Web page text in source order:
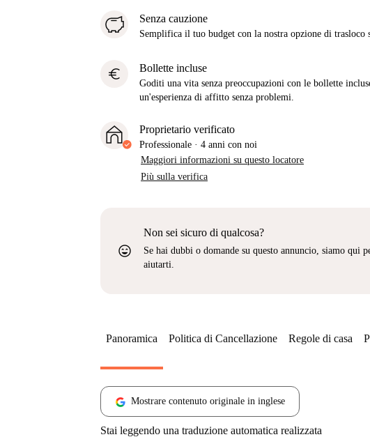
Senza cauzione
Semplifica il tuo budget con la nostra opzione di trasloco
euro Bollette incluse
Goditi una vita senza preoccupazioni con le bollette
un'esperienza di affitto senza problemi.
Proprietario verificato
Professionale · 4 anni con noi
Maggiori informazioni su questo locatore
Più sulla verifica
sentiment_very_satisfied
Non sei sicuro di qualcosa?
Se hai dubbi o domande su questo annuncio, siamo qui
aiutarti.
Panoramica Politica di Cancellazione Regole di casa
Mostrare contenuto originale in inglese
Stai leggendo una traduzione automatica realizzata